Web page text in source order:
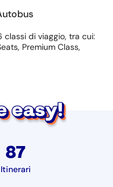
di viaggio, tra cui:
Premium Class,
87
Itinerari